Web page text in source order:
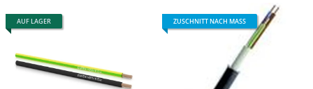
AUF LAGER ZUSCHNITT NACH MASS